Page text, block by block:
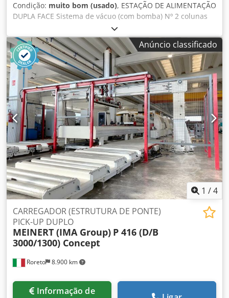
Condição: muito bom (usado), ESTAÇÃO DE ALIMENTAÇÃO
DUPLA FACE Sistema de vácuo (com bomba) Nº 2 colunas
de suporte verticais da viga de suporte superior Viga de
suporte superior horizontal nº 1 (onde o carro desliza)
Carruagem motorizada nº 1 com braços metálicos
horizontais Dksdpfx Amowbp Nworor Nº 2 transportadores
de rolos externos para descarga da pilha de placas do
descarregador Transportador de rolos motorizado externo
nº 1 em empilhamento Painel de controle elétrico
separado Portões de segurança perimetrais Desempenho
(ciclos / minuto) 16 (aprox.) Espessura mín./máx. do painel
(mm) 10 / 50 (aprox.) Mín. dimensões da placa mm. 250 x
320 (aprox.) Máx. dimensões da placa mm 1300 x 3000
(aprox.) Carga total conectada Kw 80
Anúncio classificado
1 /4
Roreto 8.900 km
CARREGADOR (ESTRUTURA DE PONTE)
PICK-UP DUPLO
MEINERT (IMA Group) P 416 (D/B
3000/1300) Concept